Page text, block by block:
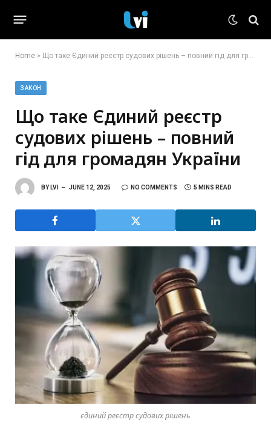
Home » Що таке Єдиний реєстр судових рішень – повний гід для громадян України
ЗАКОН
Що таке Єдиний реєстр
судових рішень – повний
гід для громадян України
BY LVI JUNE 12, 2025 NO COMMENTS 5 MINS READ
єдиний реєстр судових рішень